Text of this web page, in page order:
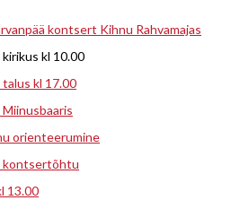
kontsert Kihnu Rahvamajas
kl 10.00
kl 17.00
orienteerumine
kontsertõhtu
13.00